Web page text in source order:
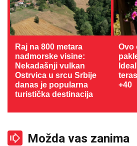
Raj na 800 metara
nadmorske visine:
Nekadašnji vulkan
Ostrvica u srcu Srbije
danas je popularna
turistička destinacija
Ovo
+40
Možda vas zanima